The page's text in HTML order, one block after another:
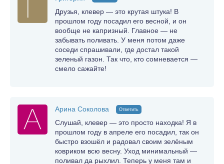
Друзья, клевер — это крутая штука! В
прошлом году посадил его весной, и он
вообще не капризный. Главное — не
забывать поливать. У меня потом даже
соседи спрашивали, где достал такой
зеленый газон. Так что, кто сомневается —
смело сажайте!
Арина Соколова Ответить
Слушай, клевер — это просто находка! Я в
прошлом году в апреле его посадил, так он
быстро взошёл и радовал своим зелёным
ковриком всю весну. Уход минимальный —
поливал да рыхлил. Теперь у меня там и